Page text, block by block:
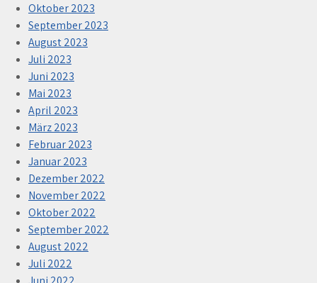
Oktober 2023
September 2023
August 2023
Juli 2023
Juni 2023
Mai 2023
April 2023
März 2023
Februar 2023
Januar 2023
Dezember 2022
November 2022
Oktober 2022
September 2022
August 2022
Juli 2022